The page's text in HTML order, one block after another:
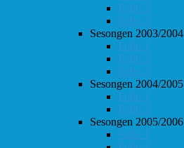
Follo 2
Follo 3
Sesongen 2003/2004
Follo 1
Follo 2
Follo 3
Sesongen 2004/2005
Follo 1
Follo 2
Sesongen 2005/2006
Follo 1